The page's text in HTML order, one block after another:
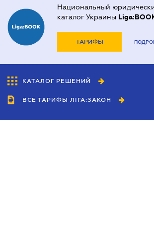
Национальный
каталог Украины
ТАРИФЫ
КАТАЛОГ РЕШЕНИЙ
ВСЕ ТАРИФЫ ЛІГА:ЗАКОН